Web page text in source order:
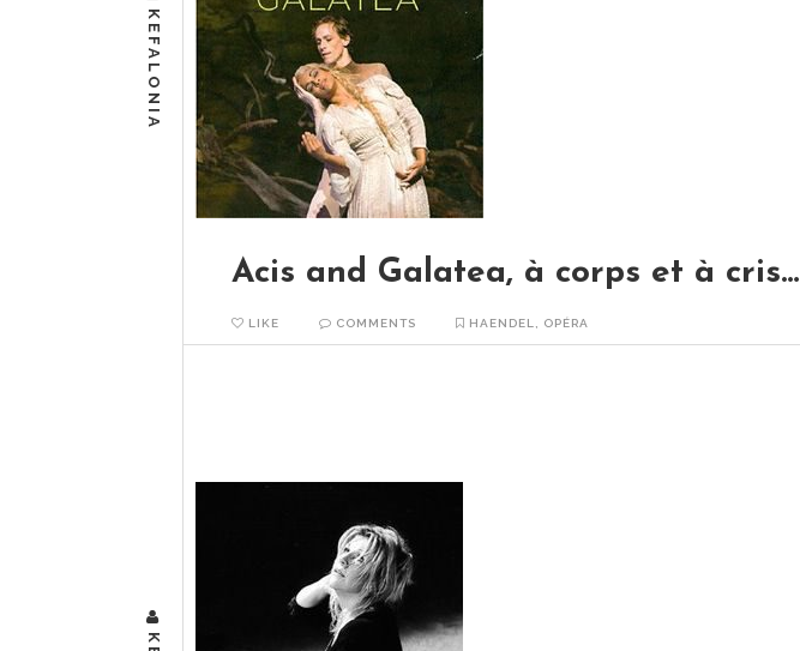
KEFALONIA
Acis and Galatea, à corps et à cris…
LIKE COMMENTS HAENDEL OPÉRA